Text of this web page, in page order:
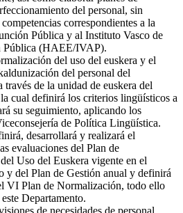
del personal, sin
correspondientes a la
Pública y al Instituto Vasco de
Pública (HAEE/IVAP).
del uso del euskera y el
del personal del
través de la unidad de euskera del
cual definirá los criterios lingüísticos a
su seguimiento, aplicando los
de Política Lingüística.
desarrollará y realizará el
evaluaciones del Plan de
Uso del Euskera vigente en el
y del Plan de Gestión anual y definirá
VI Plan de Normalización, todo ello
Departamento.
de necesidades de personal